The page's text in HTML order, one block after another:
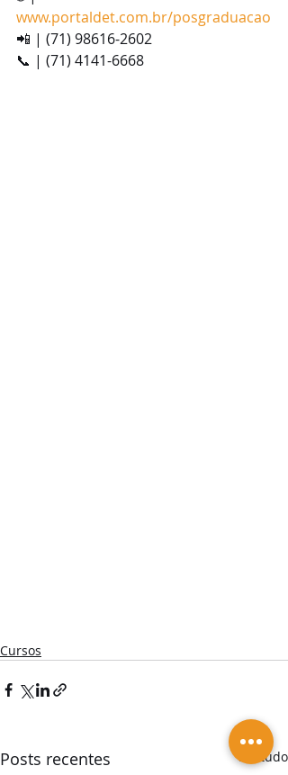
www.portaldet.com.br/posgraduacao
📲 | (71) 98616-2602
📞 | (71) 4141-6668
Cursos
Posts recentes Ver tudo